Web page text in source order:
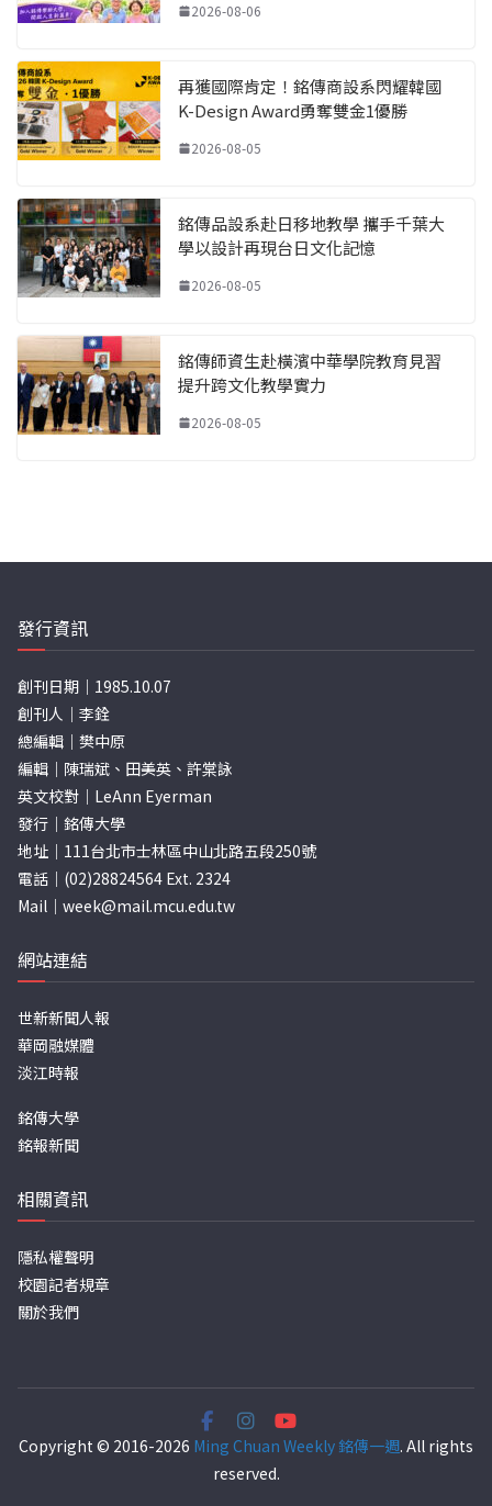
2026-08-06
再獲國際肯定！銘傳商設系閃耀韓國
K-Design Award勇奪雙金1優勝
2026-08-05
銘傳品設系赴日移地教學 攜手千葉大
學以設計再現台日文化記憶
2026-08-05
銘傳師資生赴橫濱中華學院教育見習
提升跨文化教學實力
2026-08-05
發行資訊
創刊日期｜1985.10.07
創刊人｜李銓
總編輯｜樊中原
編輯｜陳瑞斌、田美英、許棠詠
英文校對｜LeAnn Eyerman
發行｜銘傳大學
地址｜111台北市士林區中山北路五段250號
電話｜(02)28824564 Ext. 2324
Mail｜ week@mail.mcu.edu.tw
網站連結
世新新聞人報
華岡融媒體
淡江時報
銘傳大學
銘報新聞
相關資訊
隱私權聲明
校園記者規章
關於我們
Copyright © 2016-2026 Ming Chuan Weekly 銘傳一週. All rights
reserved.